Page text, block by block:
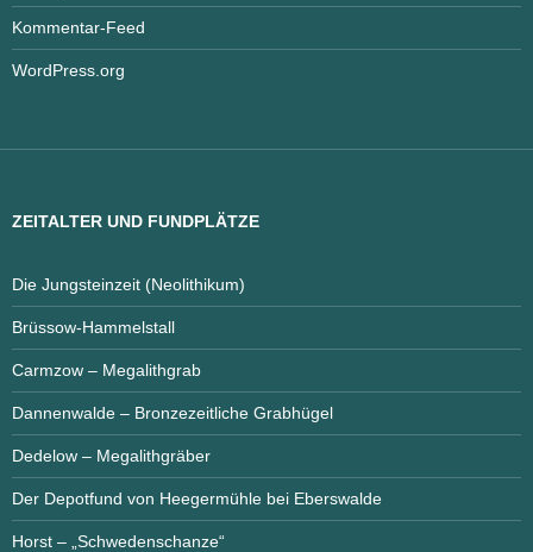
Kommentar-Feed
WordPress.org
ZEITALTER UND FUNDPLÄTZE
Die Jungsteinzeit (Neolithikum)
Brüssow-Hammelstall
Carmzow – Megalithgrab
Dannenwalde – Bronzezeitliche Grabhügel
Dedelow – Megalithgräber
Der Depotfund von Heegermühle bei Eberswalde
Horst – „Schwedenschanze“